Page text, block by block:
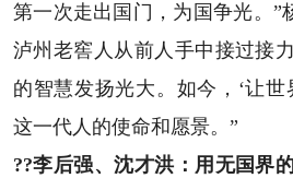
第一次走出国门，为国争光。”
泸州老窖人从前人手中接过接
的智慧发扬光大。如今，‘让世
这一代人的使命和愿景。”
??李后强、沈才洪：用无国界